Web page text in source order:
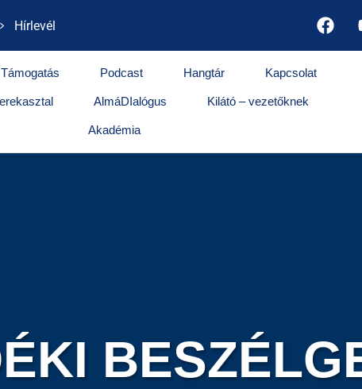
Hírlevél
Támogatás Podcast Hangtár Kapcsolat
AlmáDIalógus Kilátó – vezetőknek
Akadémia